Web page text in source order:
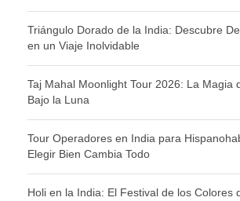
Triángulo Dorado de la India: Descubre
en un Viaje Inolvidable
Taj Mahal Moonlight Tour 2026: La Magia
Bajo la Luna
Tour Operadores en India para
Elegir Bien Cambia Todo
Holi en la India: El Festival de los Colores